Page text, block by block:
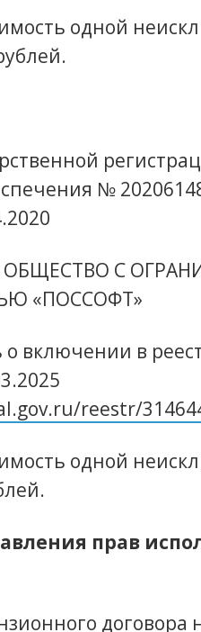
одной
№
ОБЩЕСТВО С
«ПОССОФТ»
о включении в
reestr/
одной
прав
договора